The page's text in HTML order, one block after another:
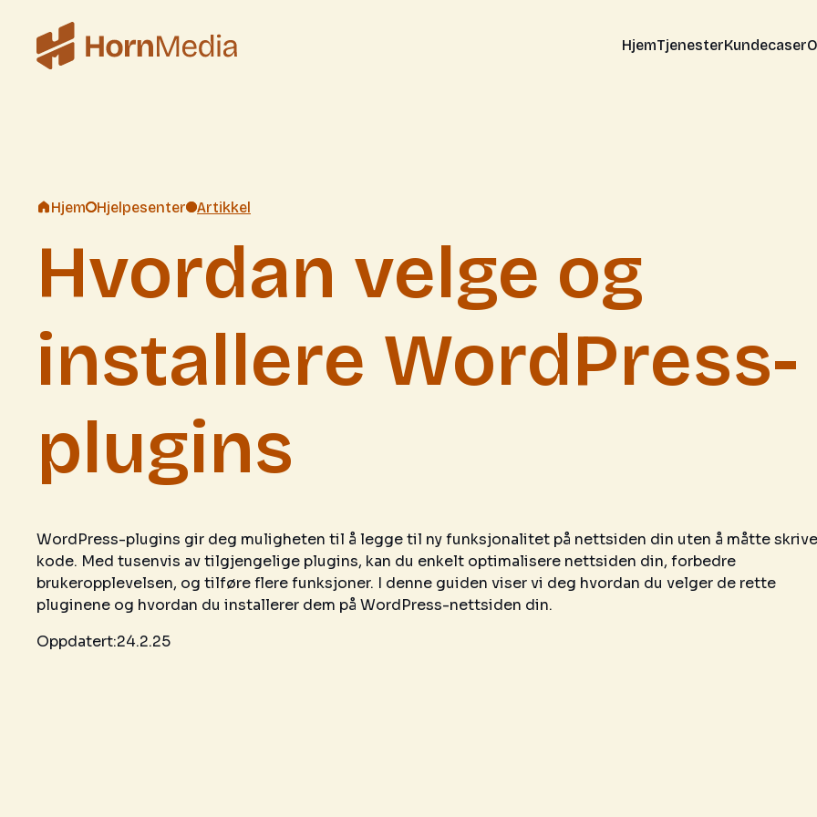
HjemTjenesterKundecaser
Hjem Hjelpesenter Artikkel
Hvordan velge og
installere WordPress-
plugins
WordPress-plugins gir deg muligheten til å legge til ny funksjonalitet på nettsiden din uten å måtte skrive
kode. Med tusenvis av tilgjengelige plugins, kan du enkelt optimalisere nettsiden din, forbedre
brukeropplevelsen, og tilføre flere funksjoner. I denne guiden viser vi deg hvordan du velger de rette
pluginene og hvordan du installerer dem på WordPress-nettsiden din.
Oppdatert:24.2.25